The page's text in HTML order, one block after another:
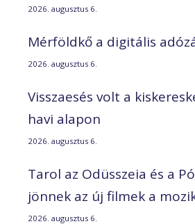
2026. augusztus 6.
Mérföldkő a digitális
2026. augusztus 6.
Visszaesés volt a
havi alapon
2026. augusztus 6.
Tarol az Odüsszeia és a
jönnek az új filmek a
2026. augusztus 6.